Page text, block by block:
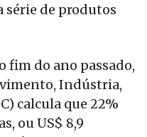
de produtos
fim do ano passado,
Indústria,
calcula que 22%
ou US$ 8,9